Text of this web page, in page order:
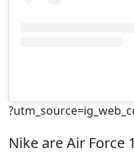
Nike areAir Force 1